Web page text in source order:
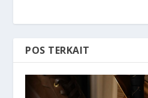
POS TERKAIT